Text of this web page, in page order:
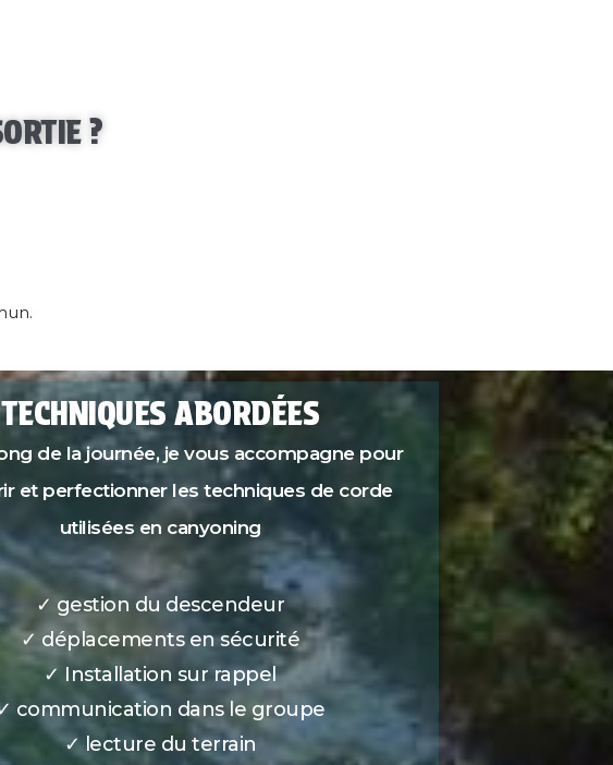
?
TECHNIQUES ABORDÉES
de la journée, je vous accompagne pour
et perfectionner les techniques de corde
utilisées en canyoning
✓ gestion du descendeur
✓ déplacements en sécurité
✓ Installation sur rappel
communication dans le groupe
✓ lecture du terrain